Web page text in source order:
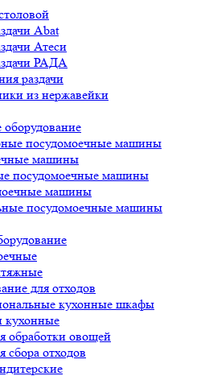
Abat
Атеси
РАДА
раздачи
из нержавейки
посудомоечные машины
машины
посудомоечные машины
машины
посудомоечные машины
для отходов
кухонные шкафы
кухонные
обработки овощей
сбора отходов